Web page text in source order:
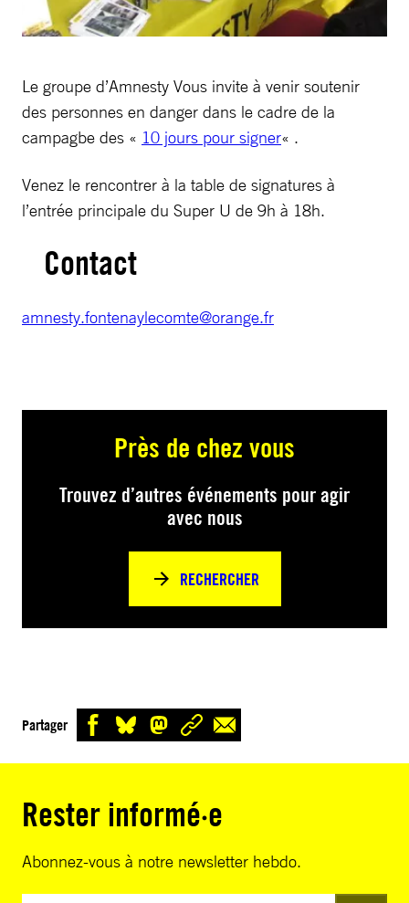
Le groupe d’Amnesty Vous invite à venir soutenir
des personnes en danger dans le cadre de la
campagbe des « 10 jours pour signer« .
Venez le rencontrer à la table de signatures à
l’entrée principale du Super U de 9h à 18h.
Contact
amnesty.fontenaylecomte@orange.fr
Près de chez vous
Trouvez d’autres événements pour agir
avec nous
RECHERCHER
Partager
Rester informé·e
Abonnez-vous à notre newsletter hebdo.